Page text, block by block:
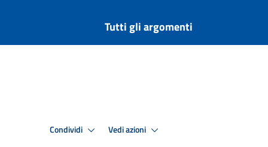
Tutti gli argomenti
Condividi Vedi azioni